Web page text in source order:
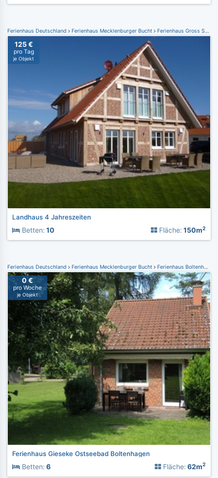
Ferienhaus Deutschland Ferienhaus Mecklenburger Bucht Ferienhaus Gross Schwansee
125 €
pro Tag
je Objekt
Landhaus 4 Jahreszeiten
Betten: 10 Fläche: 150m2
Ferienhaus Deutschland Ferienhaus Mecklenburger Bucht Ferienhaus Boltenhagen
0 €
pro Woche
je Objekt
Ferienhaus Gieseke Ostseebad Boltenhagen
Betten: 6 Fläche: 62m2